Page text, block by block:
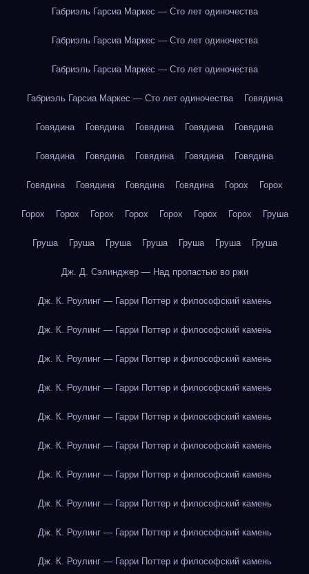
Габриэль Гарсиа Маркес — Сто лет одиночества
Габриэль Гарсиа Маркес — Сто лет одиночества
Габриэль Гарсиа Маркес — Сто лет одиночества
Габриэль Гарсиа Маркес — Сто лет одиночества Говядина
Говядина Говядина Говядина Говядина Говядина
Говядина Говядина Говядина Говядина Говядина
Говядина Говядина Говядина Говядина Горох Горох
Горох Горох Горох Горох Горох Горох Горох Груша
Груша Груша Груша Груша Груша Груша Груша
Дж. Д. Сэлинджер — Над пропастью во ржи
Дж. К. Роулинг — Гарри Поттер и философский камень
Дж. К. Роулинг — Гарри Поттер и философский камень
Дж. К. Роулинг — Гарри Поттер и философский камень
Дж. К. Роулинг — Гарри Поттер и философский камень
Дж. К. Роулинг — Гарри Поттер и философский камень
Дж. К. Роулинг — Гарри Поттер и философский камень
Дж. К. Роулинг — Гарри Поттер и философский камень
Дж. К. Роулинг — Гарри Поттер и философский камень
Дж. К. Роулинг — Гарри Поттер и философский камень
Дж. К. Роулинг — Гарри Поттер и философский камень